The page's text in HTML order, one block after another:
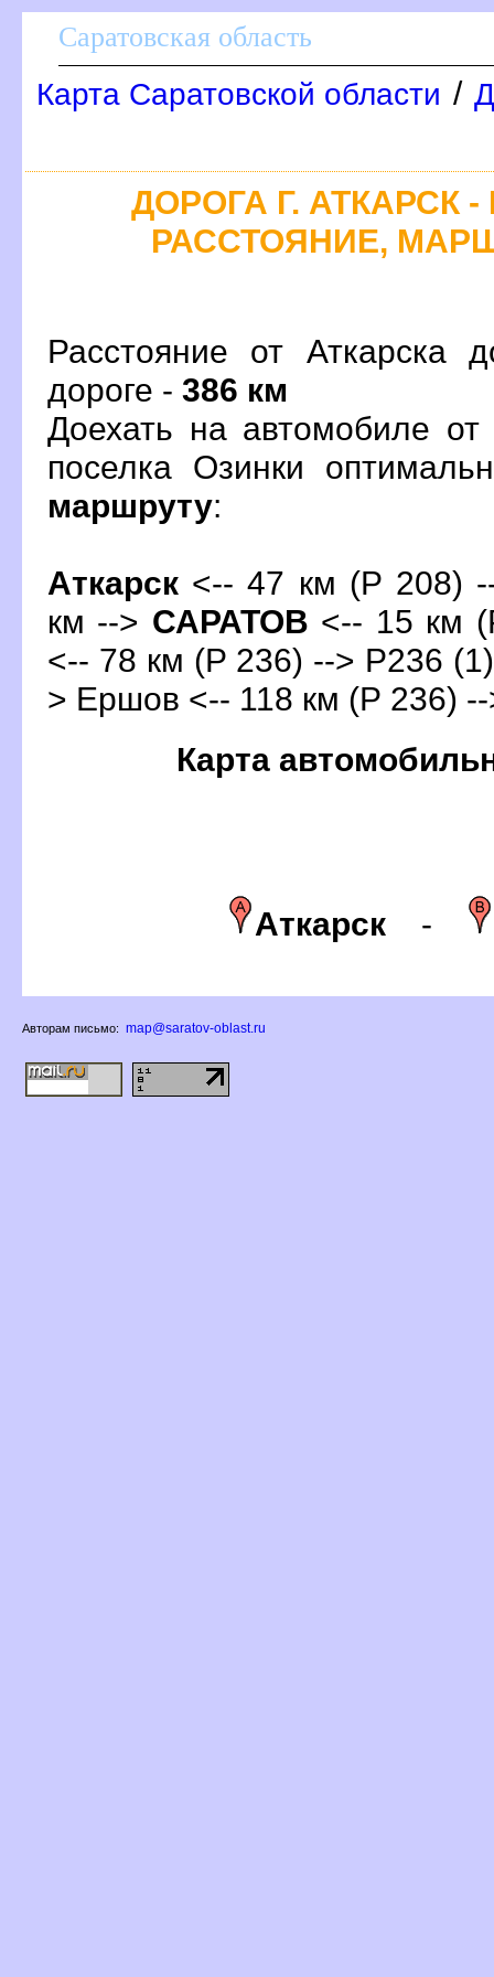
Саратовская область
Карта Саратовской области /
ДОРОГА Г. АТКАРСК
РАССТОЯНИЕ,
Расстояние от Аткарска
дороге - 386 км
Доехать на автомобиле от
поселка Озинки
маршруту:
Аткарск <-- 47 км (Р 208)
км --> САРАТО <-- 15 км
<-- 78 км (Р 236) --> Р236
> Ершов <-- 118 км (Р 236)
Карта
Аткарск-
Авторам письмо: map@saratov-oblast.ru